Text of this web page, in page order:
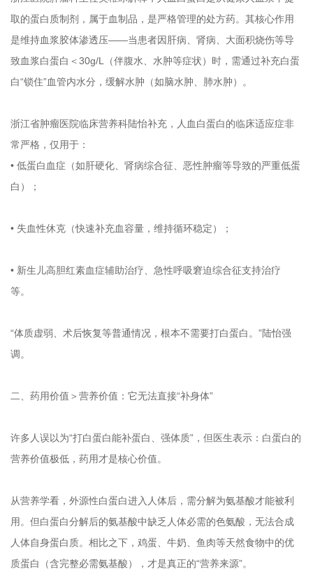
取的蛋白质制剂，属于血制品，是严格管理的处方药。其核心作用
是维持血浆胶体渗透压——当患者因肝病、肾病、大面积烧伤等导
致血浆白蛋白＜30g/L（伴腹水、水肿等症状）时，需通过补充白蛋
白“锁住”血管内水分，缓解水肿（如脑水肿、肺水肿）。
浙江省肿瘤医院临床营养科陆怡补充，人血白蛋白的临床适应症非
常严格，仅用于：
• 低蛋白血症（如肝硬化、肾病综合征、恶性肿瘤等导致的严重低蛋
白）；
• 失血性休克（快速补充血容量，维持循环稳定）；
• 新生儿高胆红素血症辅助治疗、急性呼吸窘迫综合征支持治疗
等。
“体质虚弱、术后恢复等普通情况，根本不需要打白蛋白。”陆怡强
调。
二、药用价值＞营养价值：它无法直接“补身体”
许多人误以为“打白蛋白能补蛋白、强体质”，但医生表示：白蛋白的
营养价值极低，药用才是核心价值。
从营养学看，外源性白蛋白进入人体后，需分解为氨基酸才能被利
用。但白蛋白分解后的氨基酸中缺乏人体必需的色氨酸，无法合成
人体自身蛋白质。相比之下，鸡蛋、牛奶、鱼肉等天然食物中的优
质蛋白（含完整必需氨基酸），才是真正的“营养来源”。